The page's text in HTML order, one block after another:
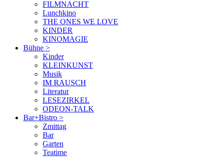
FILMNACHT
Lunchkino
THE ONES WE LOVE
KINDER
KINOMAGIE
Bühne >
Kinder
KLEINKUNST
Musik
IM RAUSCH
Literatur
LESEZIRKEL
ODEON-TALK
Bar+Bistro >
Zmittag
Bar
Garten
Teatime